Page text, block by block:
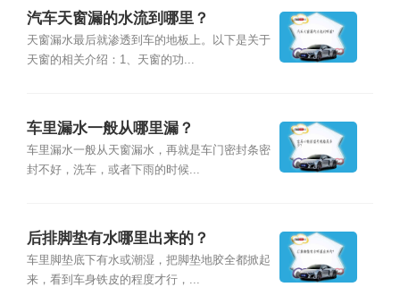
汽车天窗漏的水流到哪里？
天窗漏水最后就渗透到车的地板上。以下是关于
天窗的相关介绍：1、天窗的功...
车里漏水一般从哪里漏？
车里漏水一般从天窗漏水，再就是车门密封条密
封不好，洗车，或者下雨的时候...
后排脚垫有水哪里出来的？
车里脚垫底下有水或潮湿，把脚垫地胶全都掀起
来，看到车身铁皮的程度才行，...